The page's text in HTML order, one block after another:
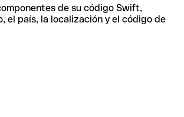
de su código Swift,
el país, la localización y el código de